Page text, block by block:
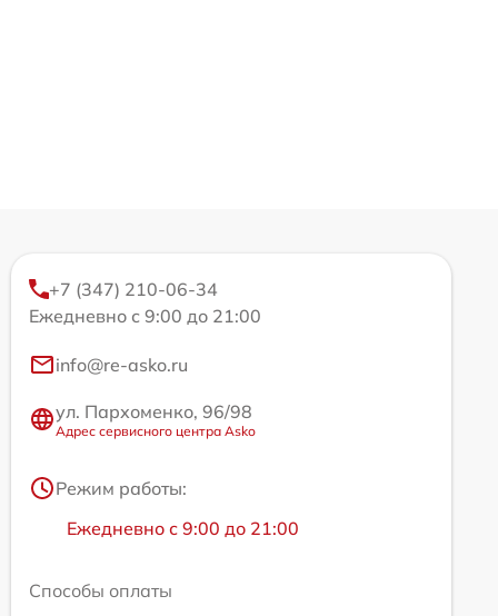
+7 (347) 210-06-34
Ежедневно с 9:00 до 21:00
info@re-asko.ru
ул. Пархоменко, 96/98
Адрес сервисного центра Asko
Режим работы:
Ежедневно с 9:00 до 21:00
Способы оплаты